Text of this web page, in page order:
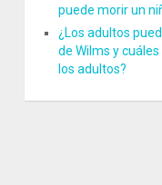
puede morir un
¿Los adultos
de Wilms y
los adultos?